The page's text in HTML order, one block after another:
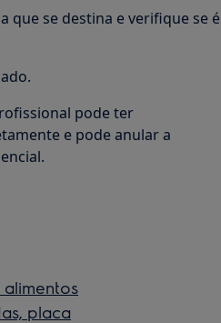
que se destina e verifique se é
pode ter
e pode anular a
placa